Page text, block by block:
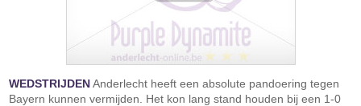
WEDSTRIJDENAnderlecht heeft een absolute pandoering tegen
Bayern kunnen vermijden. Het kon lang stand houden bij een 1-0